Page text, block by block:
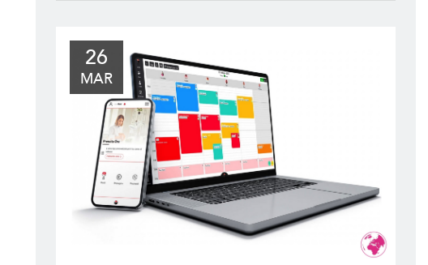
26
MAR
il Tuo Sito Web sui Motori di
Google. Scopri Come